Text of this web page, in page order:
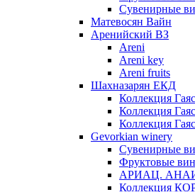
Cувенирные
Матевосян Вайн
Аренийский ВЗ
Areni
Areni key
Areni fruits
Шахназарян ЕКД
Коллекция
Коллекция
Коллекция
Gevorkian winery
Сувенирные
Фруктовые
АРИАЦ.
Коллекция